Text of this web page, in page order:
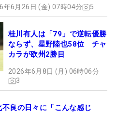
年6月26日 (金) 07時04分 5
桂川有人は「79」で逆転優勝
ならず、星野陸也58位 チャ
カラが欧州2勝目
2026年6月8日 (月) 06時06分
3
不良の日々に「こんな感じ